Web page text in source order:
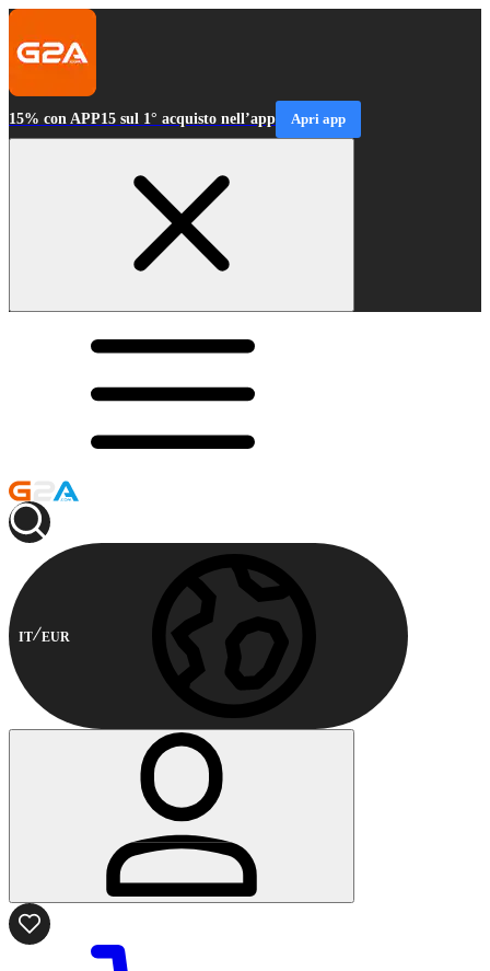
15% con APP15 sul 1° acquisto nell’app Apri app
IT EUR